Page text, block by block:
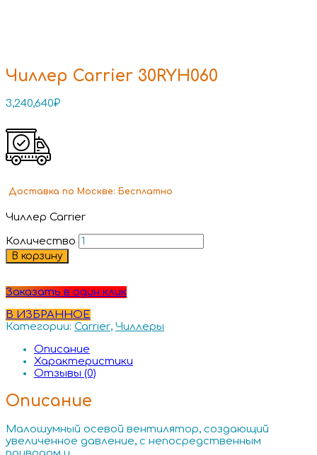
Чиллер Carrier 30RYH060
3,240,640₽
Доставка по Москве: Бесплатно
Чиллер Carrier
Количество
В корзину
Заказать в один клик
В ИЗБРАННОЕ
Категории: Carrier, Чиллеры
Описание
Характеристики
Отзывы (0)
Описание
Малошумный осевой вентилятор, создающий
увеличенное давление, с непосредственным